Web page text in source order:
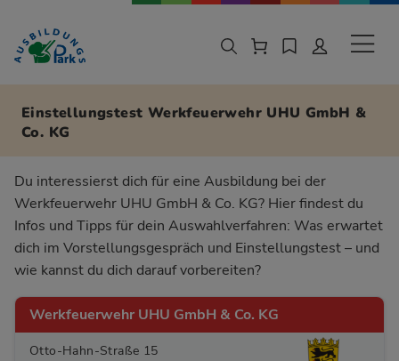
Zur Navigation springen
Zu den Hauptinhalten springen
Einstellungstest Werkfeuerwehr UHU GmbH &
Co. KG
Du interessierst dich für eine Ausbildung bei der
Werkfeuerwehr UHU GmbH & Co. KG? Hier findest du
Infos und Tipps für dein Auswahlverfahren: Was erwartet
dich im Vorstellungsgespräch und Einstellungstest – und
wie kannst du dich darauf vorbereiten?
Werkfeuerwehr UHU GmbH & Co. KG
Otto-Hahn-Straße 15